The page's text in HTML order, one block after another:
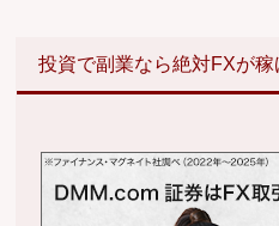
投資で副業なら絶対FXが稼